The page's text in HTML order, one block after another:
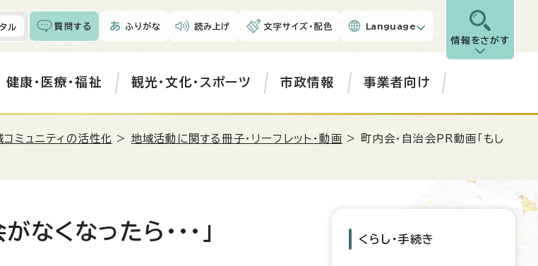
ル 質問する ふりがな 読み上げ 文字サイズ・配色 Language
情報をさがす
健康・医療・福祉 観光・文化・スポーツ 市政情報 事業者向け
コミュニティの活性化 > 地域活動に関する冊子・リーフレット・動画 > 町内会・自治会PR動画「もし
くなったら・・・」 くらし・手続き